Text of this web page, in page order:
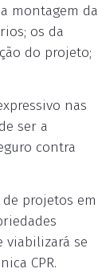
montagem da
os da
do projeto;
nas
ser a
contra
projetos em
viabilizará se
CPR.